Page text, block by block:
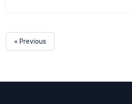
« Previous